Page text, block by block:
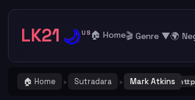
LK21 🌙US 🏠 Home🎬 Genre ▼🌍
🏠 Home › Sutradara › Mark Atkins
! Catat dan Bookmark alamat URL LK21 https://